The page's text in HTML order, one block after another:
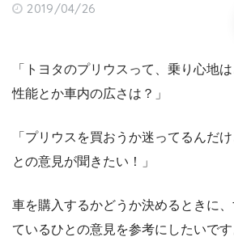
2019/04/26
「トヨタのプリウスって、乗り心地
性能とか車内の広さは？」
「プリウスを買おうか迷ってるんだ
との意見が聞きたい！」
車を購入するかどうか決めるときに
ているひとの意見を参考にしたいです